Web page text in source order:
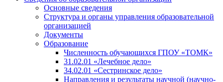
Основные сведения
Структура и органы управления образовательной
организацией
Документы
Образование
Численность обучающихся ГПОУ «ТОМК»
31.02.01 «Лечебное дело»
34.02.01 «Сестринское дело»
Направления и результаты научной (научно-